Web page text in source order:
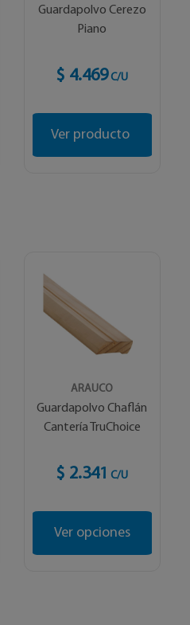
Guardapolvo Cerezo
Piano
$ 4.469 C/U
Ver producto
ARAUCO
Guardapolvo Chaflán
Cantería TruChoice
$ 2.341 C/U
Ver opciones